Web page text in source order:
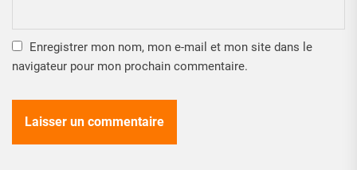
Enregistrer mon nom, mon e-mail et mon site dans le
navigateur pour mon prochain commentaire.